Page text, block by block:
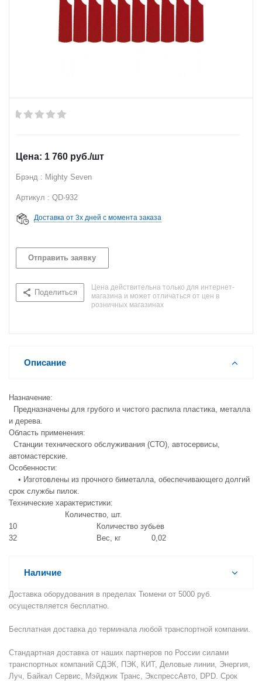
1 760 руб./шт
Брэнд : Mighty Seven
Артикул : QD-932
Доставка от 3х дней с момента заказа
Отправить заявку
Поделиться
Цена действительна только для интернет-
магазина и может отличаться от цен в
розничных магазинах
Описание
Назначение:
Предназначены для грубого и чистого распила пластика, металла
и дерева.
Область применения:
Станции технического обслуживания (СТО), автосервисы,
автомастерские.
Особенности:
• Изготовлены из прочного биметалла, обеспечивающего долгий
срок службы пилок.
Технические характеристики:
Количество, шт.
10 Количество зубьев
32 Вес, кг 0,02
Наличие
Доставка оборудования в пределах Тюмени от 5000 руб.
осуществляется бесплатно.
Бесплатная доставка до терминала любой транспортной компании.
Стандартная доставка от наших партнеров по России силами
транспортных компаний СДЭК, ПЭК, КИТ, Деловые линии, Энергия,
Луч, Байкал Сервис, Мэйджик Транс, ЭкспрессАвто, DPD. Срок